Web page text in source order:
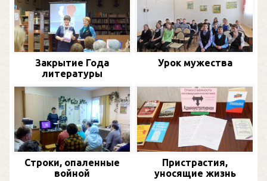
Закрытие Года
литературы
Урок мужества
Строки, опаленные
войной
Пристрастия,
уносящие жизнь